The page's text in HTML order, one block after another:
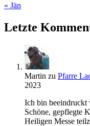
« Jän
Letzte
Martin zu Pfarre
2023
Ich bin beeindruckt
Schöne, gepflegte
Heiligen Messe